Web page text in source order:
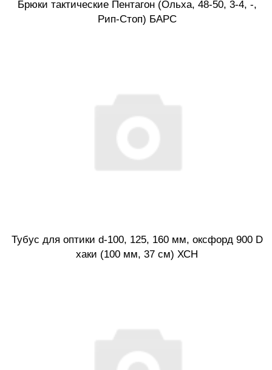
Брюки тактические Пентагон (Ольха, 48-50, 3-4, -,
Рип-Стоп) БАРС
Тубус для оптики d-100, 125, 160 мм, оксфорд 900 D
хаки (100 мм, 37 см) ХСН